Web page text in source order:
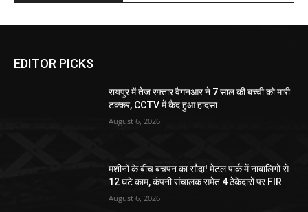
EDITOR PICKS
रायपुर में तेज रफ्तार वैगनआर ने 7 साल की बच्ची को मारी
टक्कर, CCTV में कैद हुआ हादसा
August 6, 2026
मशीनों के बीच बचपन का सौदा! मेटल पार्क में नाबालिगों से
12 घंटे काम, कंपनी संचालक समेत 4 ठेकेदारों पर FIR
August 6, 2026